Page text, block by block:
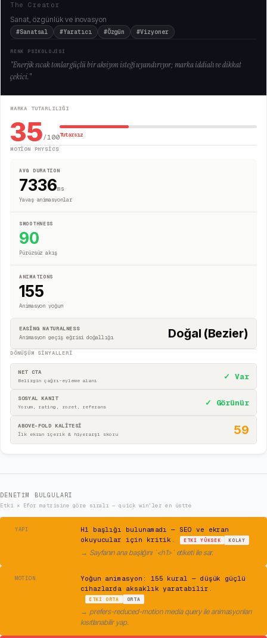
The Creator
Sanat, özgünlük ve inovasyon
#Sanatsal #Yaratıcı #Özgün #Vizyoner
RENK PSİKOLOJİSİ
"Enerjik sıcak tonlar güçlü bir aksiyon isteği uyandırıyor; marka iddialı ve dikkat
çekici."
MARKA TUTARLILIĞI
35/100Tutarsız
MOTION PHYSICS
AVG DURATION
7336ms
Yavaş animasyonlar
SMOOTHNESS
90
Pürüzsüz akış
ANIMATIONS
155
Animasyon yoğun
EASING NATURALNESS
Animasyon geçiş eğrisi doğallığı
Doğal (Bezier)
DÖNÜŞÜM SINYALLERI
NET CTA
Belirgin çağrı-eyleme alanı ✓ Var
SOSYAL KANIT
Yorum, rating, rozet, referans ✓ Görünür
ABOVE-FOLD KALİTESİ
İlk ekran içerik & hiyerarşi skoru 59
DENETIM BULGULARI
Etki × Efor matrisine göre sıralı — quick win'ler en üstte
YAPI
H1 başlığı bulunamadı — SEO ve ekran
okuyucular için kritik.
ETKIYÜKSEK KOLAY
→ Sayfanın ana başlığını `<h1>` etiketi ile sar.
MOTION
Yoğun animasyon: 155 kural — düşük güçlü
cihazlarda aksaklık yaratabilir.
ETKIORTA ORTA
→ prefers-reduced-motion media query ile animasyonları
kısıtlanabilir yap.